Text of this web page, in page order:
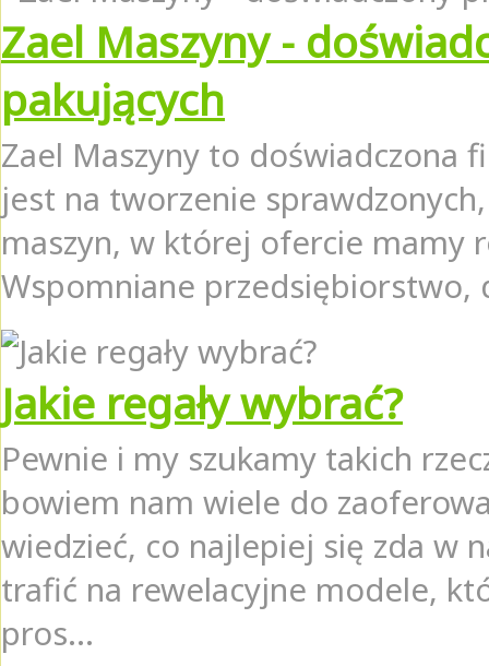
Zael Maszyny -
pakujących
Zael Maszyny to doświadczona
jest na tworzenie
maszyn, w której ofercie mamy
Wspomniane przedsiębiorstwo,
Jakie regały wybrać?
Pewnie i my szukamy takich
bowiem nam wiele do
wiedzieć, co najlepiej się zda w
trafić na rewelacyjne modele,
pros...